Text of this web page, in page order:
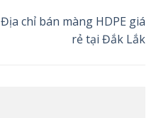
Địa chỉ bán màng HDPE giá
rẻ tại Đắk Lắk